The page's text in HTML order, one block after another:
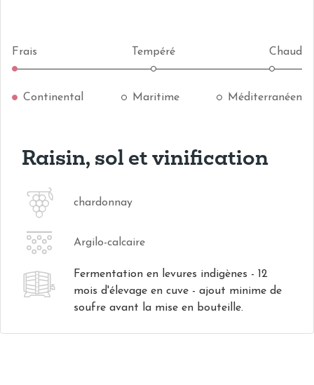
Frais Tempéré Chaud
Continental Maritime Méditerranéen
Raisin, sol et vinification
chardonnay
Argilo-calcaire
Fermentation en levures indigènes - 12
mois d'élevage en cuve - ajout minime de
soufre avant la mise en bouteille.